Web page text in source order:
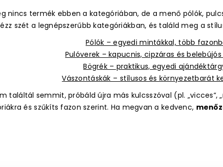
nincs termék ebben a kategóriában, de a menő pólók,
szét a legnépszerűbb kategóriákban, és találd meg a
Pólók – egyedi mintákkal, több
Pulóverek – kapucnis, cipzáras és
Bögrék – praktikus, egyedi
Vászontáskák – stílusos és környezetbarát
találtál semmit, próbáld újra más kulcsszóval (pl. „vicces”,
és szűkíts fazon szerint. Ha megvan a kedvenc,